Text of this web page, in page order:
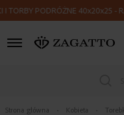
PODRÓŻNE 40x20x25 - RABAT
Strona główna Kobieta